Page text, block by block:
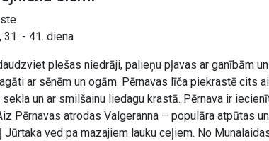
31. - 41. diena
plešas niedrāji, palieņu pļavas ar ganībām
ar sēnēm un ogām. Pērnavas līča piekrastē
sekla un ar smilšainu liedagu krastā. Pērnava ir
Pērnavas atrodas Valgeranna – populāra atpūtas
Jūrtaka ved pa mazajiem lauku ceļiem. No